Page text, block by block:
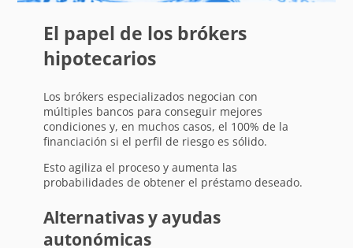
El papel de los brókers
hipotecarios
Los brókers especializados negocian con
múltiples bancos para conseguir mejores
condiciones y, en muchos casos, el 100% de la
financiación si el perfil de riesgo es sólido.
Esto agiliza el proceso y aumenta las
probabilidades de obtener el préstamo deseado.
Alternativas y ayudas
autonómicas